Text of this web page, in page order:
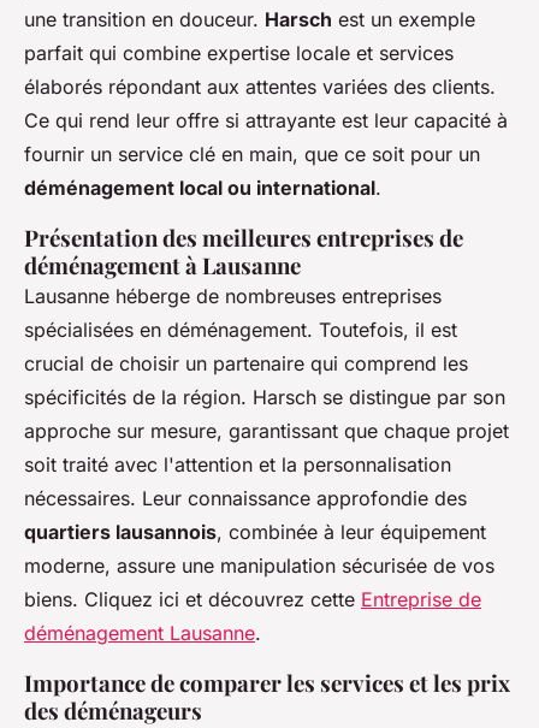
une transition en douceur. Harsch est un exemple
parfait qui combine expertise locale et services
élaborés répondant aux attentes variées des clients.
Ce qui rend leur offre si attrayante est leur capacité à
fournir un service clé en main, que ce soit pour un
déménagement local ou international.
Présentation des meilleures entreprises de
déménagement à Lausanne
Lausanne héberge de nombreuses entreprises
spécialisées en déménagement. Toutefois, il est
crucial de choisir un partenaire qui comprend les
spécificités de la région. Harsch se distingue par son
approche sur mesure, garantissant que chaque projet
soit traité avec l'attention et la personnalisation
nécessaires. Leur connaissance approfondie des
quartiers lausannois, combinée à leur équipement
moderne, assure une manipulation sécurisée de vos
biens. Cliquez ici et découvrez cette Entreprise de
déménagement Lausanne.
Importance de comparer les services et les prix
des déménageurs